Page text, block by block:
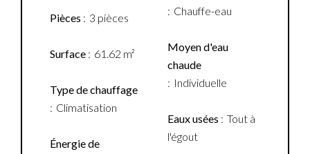
Pièces 3 pièces
Surface 61.62 m²
Type de chauffage
Climatisation
Énergie de
Chauffe-eau
Moyen d'eau
chaude
Individuelle
Eaux usées
Tout à
l'égout